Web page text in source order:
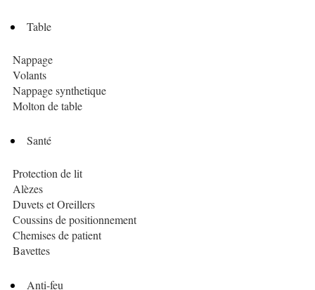
Table
Nappage
Volants
Nappage synthetique
Molton de table
Santé
Protection de lit
Alèzes
Duvets et Oreillers
Coussins de positionnement
Chemises de patient
Bavettes
Anti-feu